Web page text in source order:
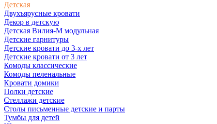
Детская
Двухъярусные кровати
Декор в детскую
Детская Вилия-М модульная
Детские гарнитуры
Детские кровати до 3-х лет
Детские кровати от 3 лет
Комоды классические
Комоды пеленальные
Кровати домики
Полки детские
Стеллажи детские
Столы письменные детские и парты
Тумбы для детей